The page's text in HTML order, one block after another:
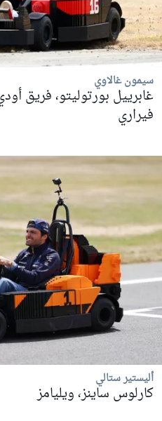
سيمون غالاوي
فيراري
أليستير ستالي
كارلوس ساينز، ويليامز